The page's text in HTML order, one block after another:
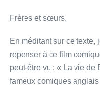
Frères et sœurs,
En méditant sur ce texte,
repenser à ce film
peut-être vu : « La vie de
fameux comiques